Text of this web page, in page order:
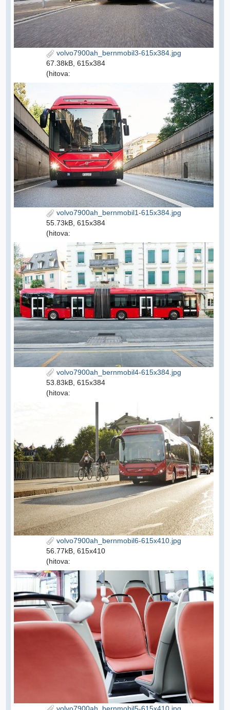
volvo7900ah_bernmobil3-615x384.jpg
67.38kB, 615x384
(hitova:
volvo7900ah_bernmobil1-615x384.jpg
55.73kB, 615x384
(hitova:
volvo7900ah_bernmobil4-615x384.jpg
53.83kB, 615x384
(hitova:
volvo7900ah_bernmobil6-615x410.jpg
56.77kB, 615x410
(hitova: